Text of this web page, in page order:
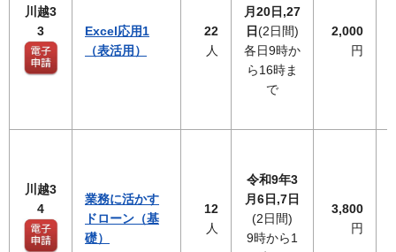
川越3
3
Excel応用1
（表活用）
22
人
月20日,27
日(2日間)
各日9時か
ら16時ま
で
2,000
円
川越3
4
業務に活かす
ドローン（基
礎）
12
人
令和9年3
月6日,7日
(2日間)
9時から1
3,800
円